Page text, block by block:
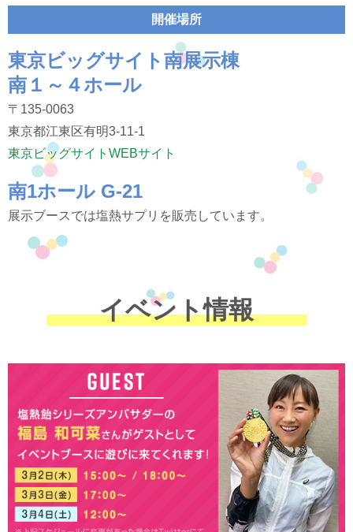
開催場所
東京ビッグサイト南展示棟
南１～４ホール
〒135-0063
東京都江東区有明3-11-1
東京ビッグサイトWEBサイト
南1ホール G-21
展示ブースでは塩熱サプリを販売しています。
イベント情報